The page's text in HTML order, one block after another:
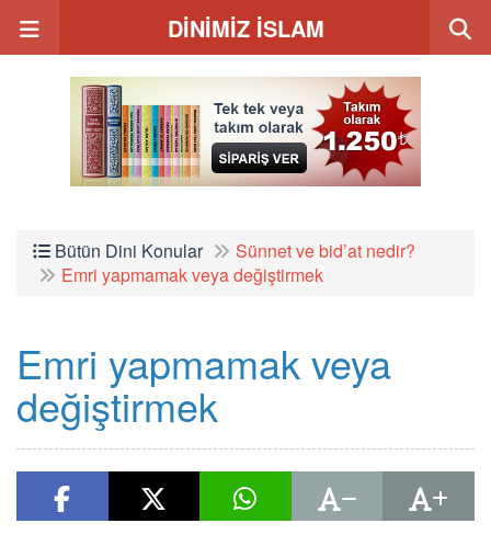
DİNİMİZ İSLAM
Bütün Dini Konular
Sünnet ve bid’at nedir?
Emri yapmamak veya değiştirmek
Emri yapmamak veya
değiştirmek